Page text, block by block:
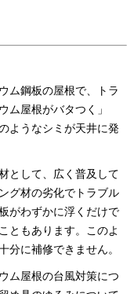
ム鋼板の屋根で、トラ
ム屋根がバタつく」
ようなシミが天井に発
として、広く普及して
グ材の劣化でトラブル
がわずかに浮くだけで
ともあります。このよ
分に補修できません。
ム屋根の台風対策につ